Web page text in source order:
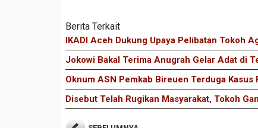
Berita Terkait
IKADI Aceh Dukung Upaya Pelibatan Tokoh
Jokowi Bakal Terima Anugrah Gelar Adat di
Oknum ASN Pemkab Bireuen Terduga
Disebut Telah Rugikan Masyarakat, Tokoh